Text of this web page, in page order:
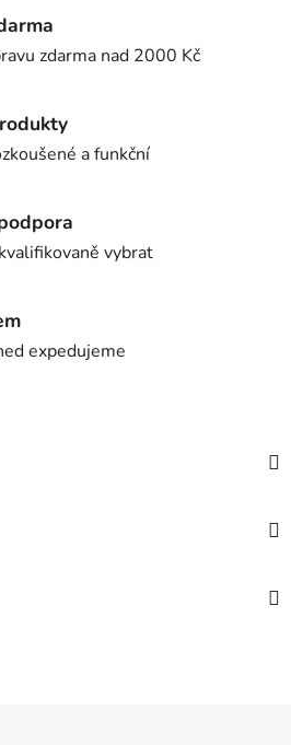
zdarma nad 2000 Kč
a funkční
vybrat
expedujeme